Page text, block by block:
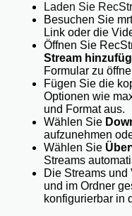
Laden Sie
Besuchen Sie
Link oder die
Öffnen Sie
Stream
Formular zu
Fügen Sie die
Optionen wie
und Format aus.
Wählen Sie
aufzunehmen
Wählen Sie
Streams
Die Streams
und im Ordner
konfigurierbar in